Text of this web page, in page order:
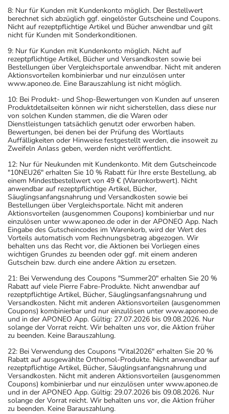
8: Nur für Kunden mit Kundenkonto möglich. Der Bestellwert
berechnet sich abzüglich ggf. eingelöster Gutscheine und Coupons.
Nicht auf rezeptpflichtige Artikel und Bücher anwendbar und gilt
nicht für Kunden mit Sonderkonditionen.
9: Nur für Kunden mit Kundenkonto möglich. Nicht auf
rezeptpflichtige Artikel, Bücher und Versandkosten sowie bei
Bestellungen über Vergleichsportale anwendbar. Nicht mit anderen
Aktionsvorteilen kombinierbar und nur einzulösen unter
www.aponeo.de. Eine Barauszahlung ist nicht möglich.
10: Bei Produkt- und Shop-Bewertungen von Kunden auf unseren
Produktdetailseiten können wir nicht sicherstellen, dass diese nur
von solchen Kunden stammen, die die Waren oder
Dienstleistungen tatsächlich genutzt oder erworben haben.
Bewertungen, bei denen bei der Prüfung des Wortlauts
Auffälligkeiten oder Hinweise festgestellt werden, die insoweit zu
Zweifeln Anlass geben, werden nicht veröffentlicht.
12: Nur für Neukunden mit Kundenkonto. Mit dem Gutscheincode
"10NEU26" erhalten Sie 10 % Rabatt für Ihre erste Bestellung, ab
einem Mindestbestellwert von 49 € (Warenkorbwert). Nicht
anwendbar auf rezeptpflichtige Artikel, Bücher,
Säuglingsanfangsnahrung und Versandkosten sowie bei
Bestellungen über Vergleichsportale. Nicht mit anderen
Aktionsvorteilen (ausgenommen Coupons) kombinierbar und nur
einzulösen unter www.aponeo.de oder in der APONEO App. Nach
Eingabe des Gutscheincodes im Warenkorb, wird der Wert des
Vorteils automatisch vom Rechnungsbetrag abgezogen. Wir
behalten uns das Recht vor, die Aktionen bei Vorliegen eines
wichtigen Grundes zu beenden oder ggf. mit einem anderen
Gutschein bzw. durch eine andere Aktion zu ersetzen.
21: Bei Verwendung des Coupons "Summer20" erhalten Sie 20 %
Rabatt auf viele Pierre Fabre-Produkte. Nicht anwendbar auf
rezeptpflichtige Artikel, Bücher, Säuglingsanfangsnahrung und
Versandkosten. Nicht mit anderen Aktionsvorteilen (ausgenommen
Coupons) kombinierbar und nur einzulösen unter www.aponeo.de
und in der APONEO App. Gültig: 27.07.2026 bis 09.08.2026. Nur
solange der Vorrat reicht. Wir behalten uns vor, die Aktion früher
zu beenden. Keine Barauszahlung.
22: Bei Verwendung des Coupons "Vital2026" erhalten Sie 20 %
Rabatt auf ausgewählte Orthomol-Produkte. Nicht anwendbar auf
rezeptpflichtige Artikel, Bücher, Säuglingsanfangsnahrung und
Versandkosten. Nicht mit anderen Aktionsvorteilen (ausgenommen
Coupons) kombinierbar und nur einzulösen unter www.aponeo.de
und in der APONEO App. Gültig: 29.07.2026 bis 09.08.2026. Nur
solange der Vorrat reicht. Wir behalten uns vor, die Aktion früher
zu beenden. Keine Barauszahlung.